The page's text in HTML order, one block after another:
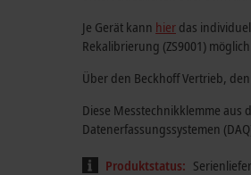
Je Gerät kann hier das
Rekalibrierung (ZS9001) möglich.
Über den Beckhoff Vertrieb, den
Diese Messtechnikklemme aus
Datenerfassungssystemen
Produktstatus: